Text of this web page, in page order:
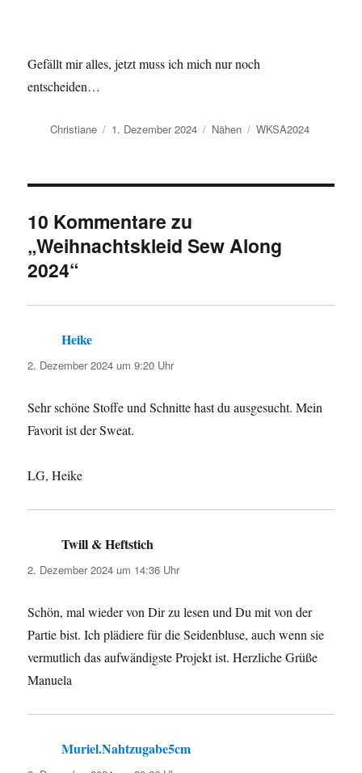
Gefällt mir alles, jetzt muss ich mich nur noch
entscheiden…
Autor
Christiane
Veröffentlicht
1. Dezember 2024 Kategorien
Nähen Schlagwörter
WKSA2024
10 Kommentare zu
„Weihnachtskleid Sew Along
2024“
Heike
2. Dezember 2024 um 9:20 Uhr
Sehr schöne Stoffe und Schnitte hast du ausgesucht. Mein
Favorit ist der Sweat.
LG, Heike
Twill & Heftstich
2. Dezember 2024 um 14:36 Uhr
Schön, mal wieder von Dir zu lesen und Du mit von der
Partie bist. Ich plädiere für die Seidenbluse, auch wenn sie
vermutlich das aufwändigste Projekt ist. Herzliche Grüße
Manuela
Muriel.Nahtzugabe5cm